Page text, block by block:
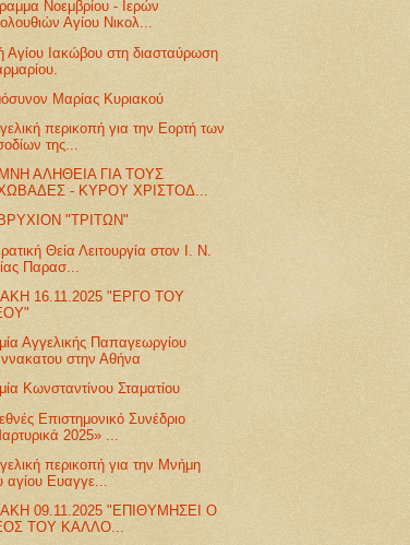
Νοεμβρίου - Ιερών
Αγίου Νικολ...
Αγίου Ιακώβου στη διασταύρωση
Μαρίας Κυριακού
περικοπή για την Εορτή των
της...
ΑΛΗΘΕΙΑ ΓΙΑ ΤΟΥΣ
- ΚΥΡΟΥ ΧΡΙΣΤΟΔ...
"ΤΡΙΤΩΝ"
Θεία Λειτουργία στον Ι. Ν.
Παρασ...
16.11.2025 "ΕΡΓΟ ΤΟΥ
Αγγελικής Παπαγεωργίου
στην Αθήνα
Κωνσταντίνου Σταματίου
Επιστημονικό Συνέδριο
2025» ...
περικοπή για την Μνήμη
αγίου Ευαγγε...
09.11.2025 "ΕΠΙΘΥΜΗΣΕΙ Ο
ΤΟΥ ΚΑΛΛΟ...